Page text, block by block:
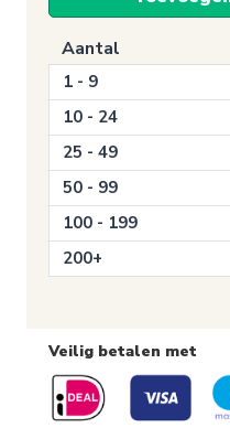
Noodlamp
aantal
Aantal
1 - 9
10 - 24
25 - 49
50 - 99
100 - 199
200+
Veilig betalen met